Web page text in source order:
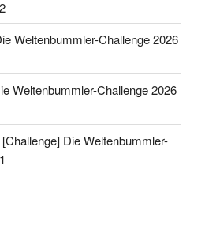
Weltenbummler-Challenge 2026
Weltenbummler-Challenge 2026
[Challenge] Die Weltenbummler-